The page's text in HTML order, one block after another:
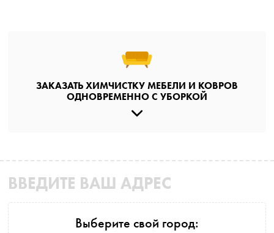
ЗАКАЗАТЬ ХИМЧИСТКУ МЕБЕЛИ И КОВРОВ
ОДНОВРЕМЕННО С УБОРКОЙ
ВВЕДИТЕ ВАШ АДРЕС
Выберите свой город: